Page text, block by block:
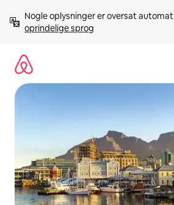
videre
Nogle oplysninger er oversat
oprindelige sprog